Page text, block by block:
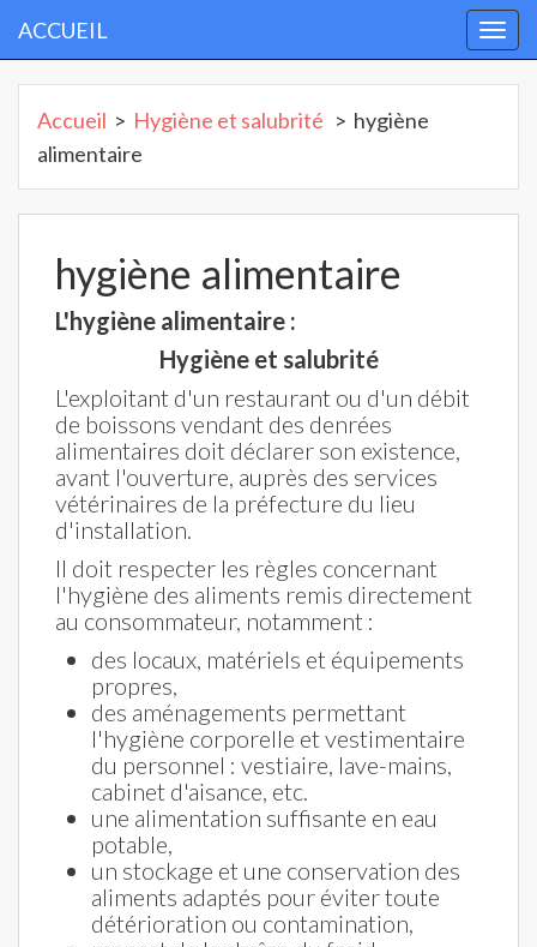
ACCUEIL
Accueil > Hygiène et salubrité > hygiène
alimentaire
hygiène alimentaire
L'hygiène alimentaire :
Hygiène et salubrité
L'exploitant d'un restaurant ou d'un débit
de boissons vendant des denrées
alimentaires doit déclarer son existence,
avant l'ouverture, auprès des services
vétérinaires de la préfecture du lieu
d'installation.
Il doit respecter les règles concernant
l'hygiène des aliments remis directement
au consommateur, notamment :
des locaux, matériels et équipements
propres,
des aménagements permettant
l'hygiène corporelle et vestimentaire
du personnel : vestiaire, lave-mains,
cabinet d'aisance, etc.
une alimentation suffisante en eau
potable,
un stockage et une conservation des
aliments adaptés pour éviter toute
détérioration ou contamination,